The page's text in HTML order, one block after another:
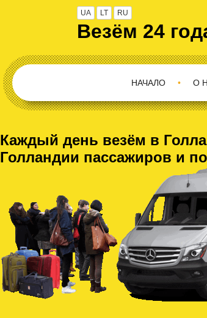
UA LT RU
Везём 24
О
•
НАЧАЛО
Каждый день везём в
Голландии пассажиров и